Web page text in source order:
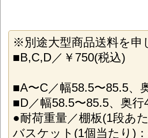
※別途大型商品送料を申
■B,C,D／￥750(税込)
■A〜C／幅58.5〜85.5、
■D／幅58.5〜85.5、奥
●耐荷重量／棚板(1段あ
バスケット(1個当たり)